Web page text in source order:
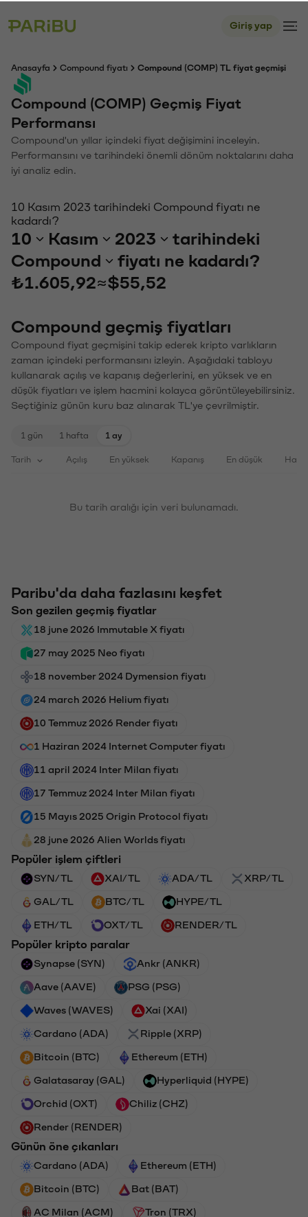
Giriş yap
Anasayfa Compound fiyatı Compound (COMP) TL fiyat geçmişi
Compound (COMP) Geçmiş Fiyat
Performansı
Compound'un yıllar içindeki fiyat değişimini inceleyin.
Performansını ve tarihindeki önemli dönüm noktalarını daha
iyi analiz edin.
10 Kasım 2023 tarihindeki Compound fiyatı ne
kadardı?
10 Kasım 2023
tarihindeki
Compound
fiyatı ne kadardı?
₺1.605,92≈$55,52
Compound geçmiş fiyatları
Compound fiyat geçmişini takip ederek kripto varlıkların
zaman içindeki performansını izleyin. Aşağıdaki tabloyu
kullanarak açılış ve kapanış değerlerini, en yüksek ve en
düşük fiyatları ve işlem hacmini kolayca görüntüleyebilirsiniz.
Seçtiğiniz günün kuru baz alınarak TL'ye çevrilmiştir.
1 gün 1 hafta 1 ay
Tarih Açılış En yüksek Kapanış En düşük
Bu tarih aralığı için veri bulunamadı.
Paribu'da daha fazlasını keşfet
Son gezilen geçmiş fiyatlar
18 june 2026 Immutable X fiyatı
27 may 2025 Neo fiyatı
18 november 2024 Dymension fiyatı
24 march 2026 Helium fiyatı
10 Temmuz 2026 Render fiyatı
1 Haziran 2024 Internet Computer fiyatı
11 april 2024 Inter Milan fiyatı
17 Temmuz 2024 Inter Milan fiyatı
15 Mayıs 2025 Origin Protocol fiyatı
28 june 2026 Alien Worlds fiyatı
Popüler işlem çiftleri
SYN/TL XAI/TL ADA/TL XRP/TL
GAL/TL BTC/TL HYPE/TL
ETH/TL OXT/TL RENDER/TL
Popüler kripto paralar
Synapse (SYN) Ankr (ANKR)
Aave (AAVE) PSG (PSG)
Waves (WAVES) Xai (XAI)
Cardano (ADA) Ripple (XRP)
Bitcoin (BTC) Ethereum (ETH)
Galatasaray (GAL) Hyperliquid (HYPE)
Orchid (OXT) Chiliz (CHZ)
Render (RENDER)
Günün öne çıkanları
Cardano (ADA) Ethereum (ETH)
Bitcoin (BTC) Bat (BAT)
AC Milan (ACM) Tron (TRX)